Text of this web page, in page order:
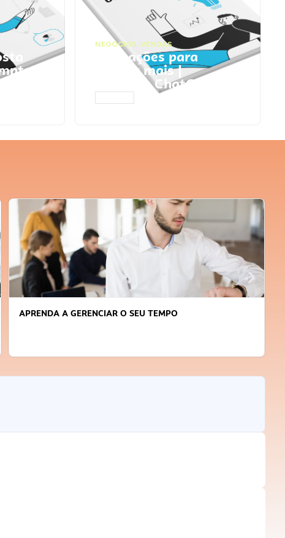
NEGÓCIOS, VENDAS
Faça ações para
vender mais |
Prompts ChatGPT
APRENDA A GERENCIAR O SEU TEMPO